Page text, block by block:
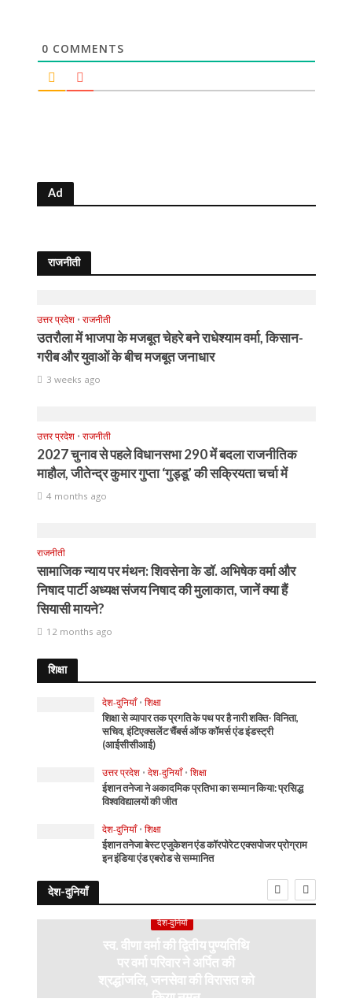
0 COMMENTS
Ad
राजनीती
उत्तर प्रदेश • राजनीती
उतरौला में भाजपा के मजबूत चेहरे बने राधेश्याम वर्मा, किसान-
गरीब और युवाओं के बीच मजबूत जनाधार
3 weeks ago
उत्तर प्रदेश • राजनीती
2027 चुनाव से पहले विधानसभा 290 में बदला राजनीतिक
माहौल, जीतेन्द्र कुमार गुप्ता ‘गुड्डू’ की सक्रियता चर्चा में
4 months ago
राजनीती
सामाजिक न्याय पर मंथन: शिवसेना के डॉ. अभिषेक वर्मा और
निषाद पार्टी अध्यक्ष संजय निषाद की मुलाकात, जानें क्या हैं
सियासी मायने?
12 months ago
शिक्षा
देश-दुनियाँ • शिक्षा
शिक्षा से व्यापार तक प्रगति के पथ पर है नारी शक्ति- विनिता,
सचिव, इंटिएक्सलेंट चैंबर्स ऑफ कॉमर्स एंड इंडस्ट्री
(आईसीसीआई)
उत्तर प्रदेश • देश-दुनियाँ • शिक्षा
ईशान तनेजा ने अकादमिक प्रतिभा का सम्मान किया: प्रसिद्ध
विश्वविद्यालयों की जीत
देश-दुनियाँ • शिक्षा
ईशान तनेजा बेस्ट एजुकेशन एंड कॉरपोरेट एक्सपोजर प्रोग्राम
इन इंडिया एंड एबरोड से सम्मानित
देश-दुनियाँ
देश-दुनियाँ
स्व. वीणा वर्मा की द्वितीय पुण्यतिथि
पर वर्मा परिवार ने अर्पित की
श्रद्धांजलि, जनसेवा की विरासत को
किया नमन